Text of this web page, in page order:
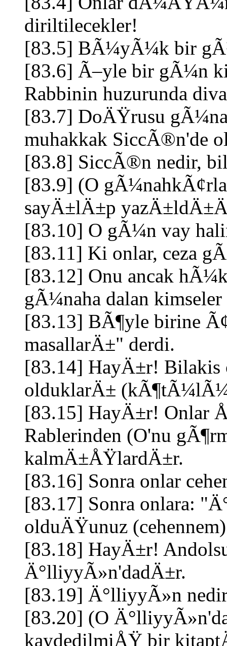
diriltilecekler!
[83.5] BÃ¼yÃ¼k bir
[83.6] Ã–yle bir gÃ¼n
Rabbinin huzurunda
[83.7] DoÄŸrusu
muhakkak SiccÃ®n'de
[83.8] SiccÃ®n nedir,
[83.9] (O
sayÄ±lÄ±p
[83.10] O gÃ¼n vay
[83.11] Ki onlar, ceza
[83.12] Onu ancak
gÃ¼naha dalan kimseler
[83.13] BÃ¶yle birine
masallarÄ±" derdi.
[83.14] HayÄ±r!
olduklarÄ±
[83.15] HayÄ±r! Onlar
Rablerinden (O'nu
kalmÄ±ÅŸlardÄ±r.
[83.16] Sonra onlar
[83.17] Sonra onlara:
olduÄŸunuz
[83.18] HayÄ±r!
Ä°lliyyÃ»n'dadÄ±r.
[83.19] Ä°lliyyÃ»n
[83.20] (O
kaydedilmiÅŸ bir